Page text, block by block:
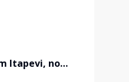
Itapevi, no